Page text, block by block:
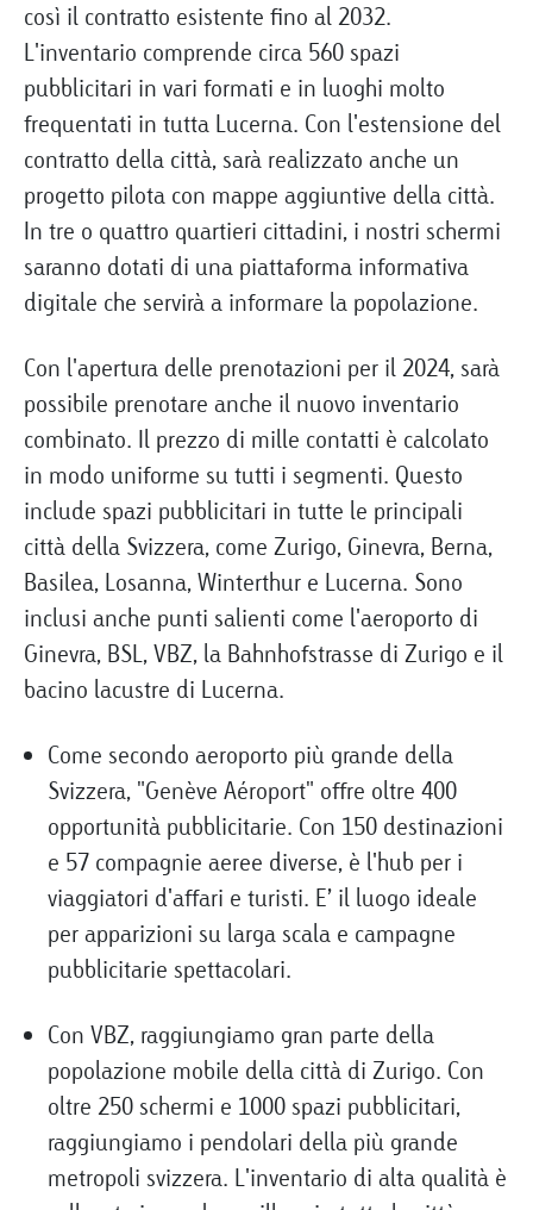
così il contratto esistente fino al 2032.
L'inventario comprende circa 560 spazi
pubblicitari in vari formati e in luoghi molto
frequentati in tutta Lucerna. Con l'estensione del
contratto della città, sarà realizzato anche un
progetto pilota con mappe aggiuntive della città.
In tre o quattro quartieri cittadini, i nostri schermi
saranno dotati di una piattaforma informativa
digitale che servirà a informare la popolazione.
Con l'apertura delle prenotazioni per il 2024, sarà
possibile prenotare anche il nuovo inventario
combinato. Il prezzo di mille contatti è calcolato
in modo uniforme su tutti i segmenti. Questo
include spazi pubblicitari in tutte le principali
città della Svizzera, come Zurigo, Ginevra, Berna,
Basilea, Losanna, Winterthur e Lucerna. Sono
inclusi anche punti salienti come l'aeroporto di
Ginevra, BSL, VBZ, la Bahnhofstrasse di Zurigo e il
bacino lacustre di Lucerna.
Come secondo aeroporto più grande della
Svizzera, "Genève Aéroport" offre oltre 400
opportunità pubblicitarie. Con 150 destinazioni
e 57 compagnie aeree diverse, è l'hub per i
viaggiatori d'affari e turisti. E’ il luogo ideale
per apparizioni su larga scala e campagne
pubblicitarie spettacolari.
Con VBZ, raggiungiamo gran parte della
popolazione mobile della città di Zurigo. Con
oltre 250 schermi e 1000 spazi pubblicitari,
raggiungiamo i pendolari della più grande
metropoli svizzera. L'inventario di alta qualità è